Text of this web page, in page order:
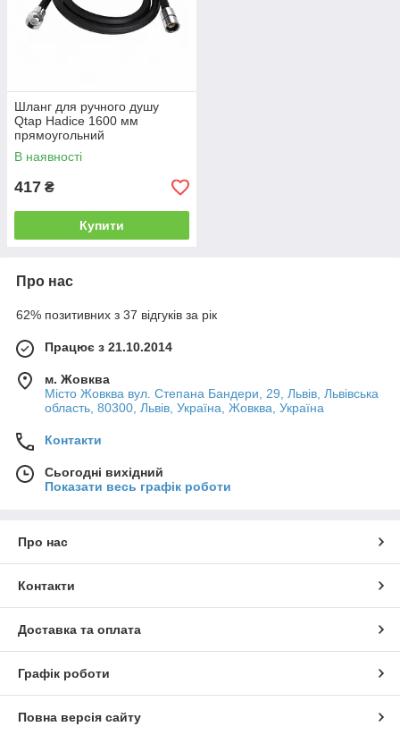
Шланг для ручного душу
Qtap Hadice 1600 мм
прямоугольний
QTHADPVCSQ160B Black
Matt
В наявності
417 ₴
Купити
Про нас
62% позитивних з 37 відгуків за рік
Працює з 21.10.2014
м. Жовква
Місто Жовква вул. Степана Бандери, 29, Львів, Львівська
область, 80300, Львів, Україна, Жовква, Україна
Контакти
Сьогодні вихідний
Показати весь графік роботи
Про нас
Контакти
Доставка та оплата
Графік роботи
Повна версія сайту